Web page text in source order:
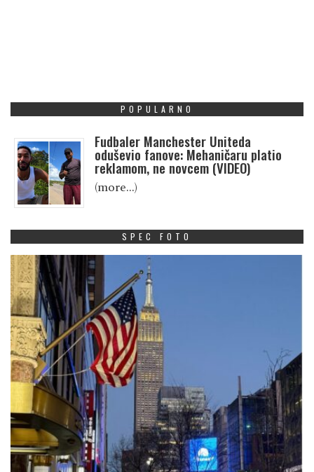
POPULARNO
Fudbaler Manchester Uniteda
oduševio fanove: Mehaničaru platio
reklamom, ne novcem (VIDEO)
(more…)
SPEC FOTO